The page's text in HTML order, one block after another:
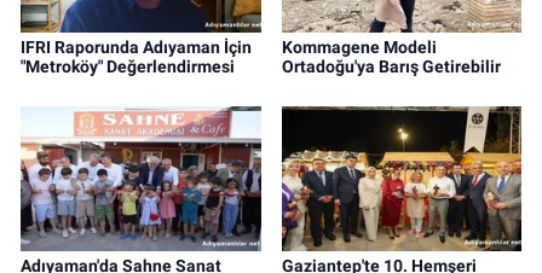
IFRI Raporunda Adıyaman İçin
"Metroköy" Değerlendirmesi
Kommagene Modeli
Ortadoğu'ya Barış Getirebilir
Adıyaman'da Sahne Sanat Gaziantep'te 10. Hemşeri